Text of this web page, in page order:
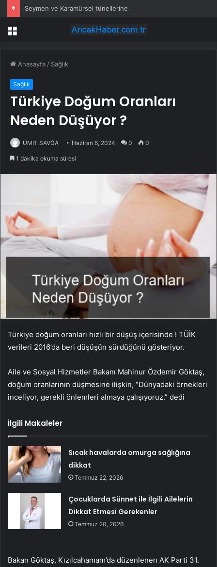
Seymen ve Karamürsel tünellerine konfor dokunuşu
Menü
Anasayfa / Sağlık
Sağlık
Türkiye Doğum Oranları
Neden Düşüyor ?
ÜMİT SAVĞA Haziran 6, 2024 0 0
1 dakika okuma süresi
Türkiye doğum oranları hızlı bir düşüş içerisinde ! TÜİK
verileri 2016’da beri düşüşün sürdüğünü gösteriyor.
Aile ve Sosyal Hizmetler Bakanı Mahinur Özdemir Göktaş,
doğum oranlarının düşmesine ilişkin, “Dünyadaki örnekleri
inceliyor, gerekli önlemleri almaya çalışıyoruz.” dedi
İlgili Makaleler
Sıcak havalarda omurga sağlığına
dikkat
Temmuz 22, 2026
Çocuklarda Sünnet ile İlgili Ailelerin
Dikkat Etmesi Gerekenler
Temmuz 20, 2026
Bakan Göktaş, Kızılcahamam’da düzenlenen AK Parti 31.